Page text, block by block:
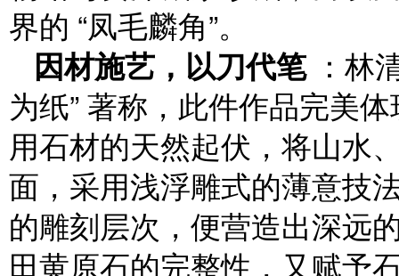
界的 “凤毛麟角”。
因材施艺，以刀代笔：林
为纸” 著称，此件作品完美
用石材的天然起伏，将山水
面，采用浅浮雕式的薄意技
的雕刻层次，便营造出深
田黄原石的完整性，又赋予